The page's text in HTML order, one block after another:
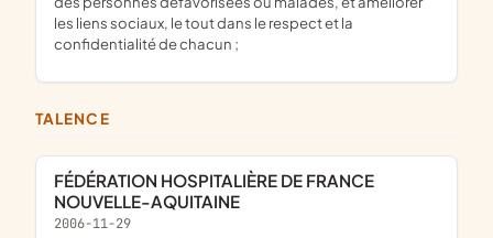
les liens sociaux, le tout dans le respect et la
confidentialité de chacun ;
TALENCE
FÉDÉRATION HOSPITALIÈRE DE FRANCE
NOUVELLE-AQUITAINE
2006-11-29